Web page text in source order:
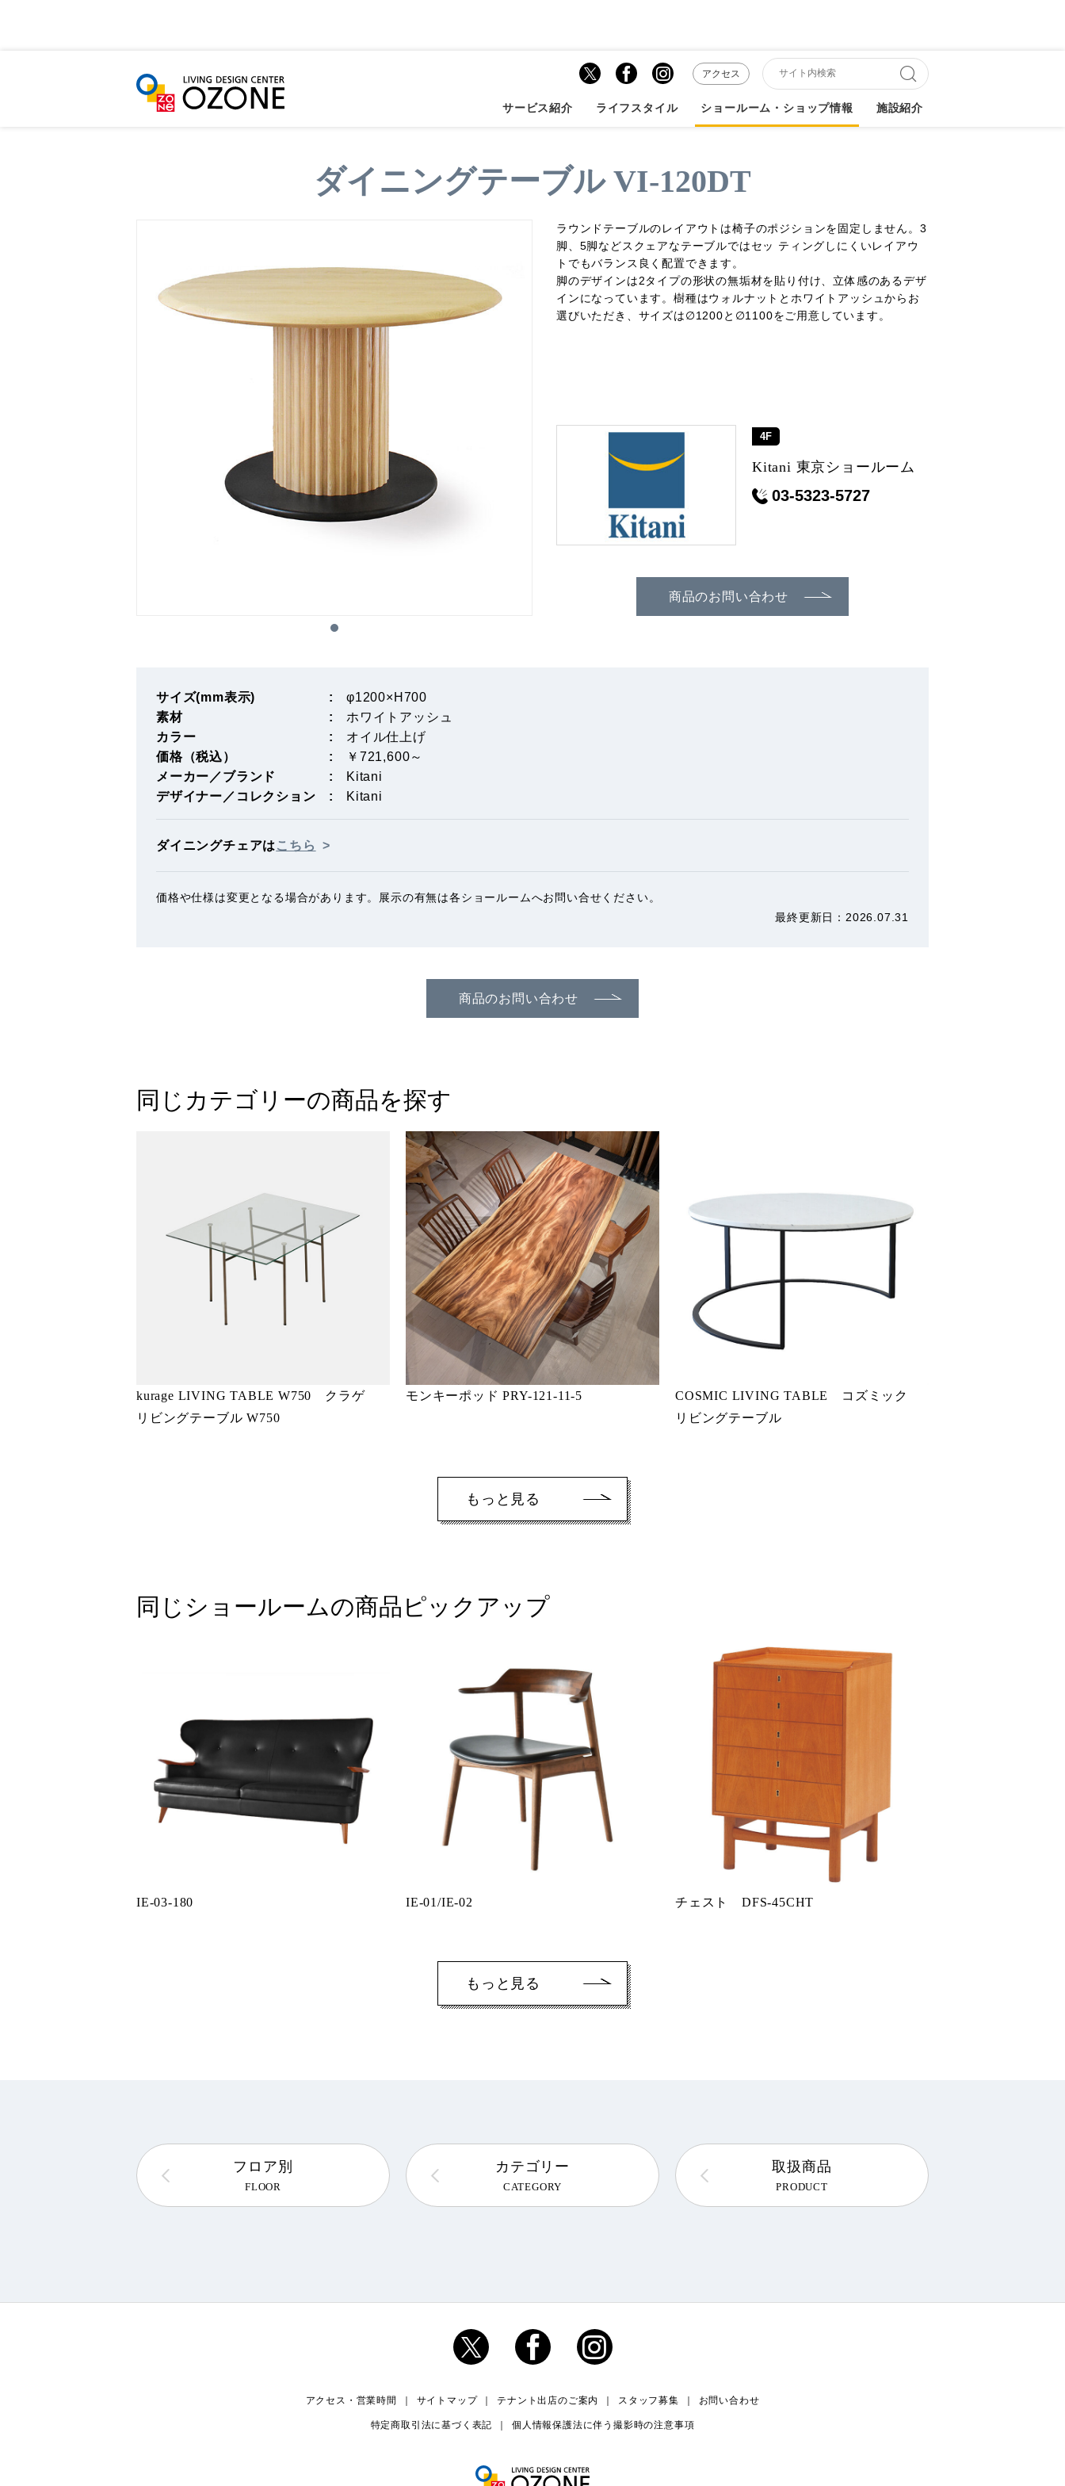
アクセス
サービス紹介 ライフスタイル ショールーム・ショップ情報 施設紹介
HOME ショールーム・ショップ一覧
ダイニングテーブル VI-120DT
ラウンドテーブルのレイアウトは椅子のポジションを固定しません。3
脚、5脚などスクェアなテーブルではセッ ティングしにくいレイアウ
トでもバランス良く配置できます。
脚のデザインは2タイプの形状の無垢材を貼り付け、立体感のあるデザ
インになっています。樹種はウォルナットとホワイトアッシュからお
選びいただき、サイズは∅1200と∅1100をご用意しています。
4F
Kitani 東京ショールーム
03-5323-5727
商品のお問い合わせ
サイズ(mm表示)
φ1200×H700
素材
ホワイトアッシュ
カラー
オイル仕上げ
価格（税込）
￥721,600～
メーカー／ブランド
Kitani
デザイナー／コレクション
Kitani
ダイニングチェアは こちら
価格や仕様は変更となる場合があります。展示の有無は各ショールームへお問い合せください。
最終更新⽇：2026.07.31
商品のお問い合わせ
同じカテゴリーの商品を探す
kurage LIVING TABLE W750 クラゲ
リビングテーブル W750
モンキーポッド PRY-121-11-5
COSMIC LIVING TABLE コズミック
リビングテーブル
もっと見る
同じショールームの商品ピックアップ
IE-03-180 IE-01/IE-02 チェスト DFS-45CHT
もっと見る
フロア別
FLOOR
カテゴリー
CATEGORY
取扱商品
PRODUCT
アクセス・営業時間 サイトマップ テナント出店のご案内 スタッフ募集 お問い合わせ
特定商取引法に基づく表記 個人情報保護法に伴う撮影時の注意事項